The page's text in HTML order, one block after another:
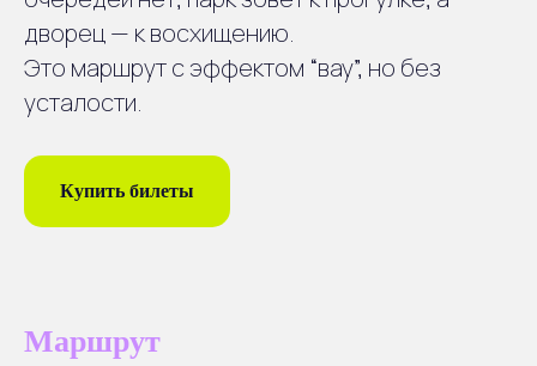
дворец — к восхищению.
Это маршрут с эффектом “вау”, но без
усталости.
Купить билеты
Маршрут
Царское село
3
Прогулка по главным